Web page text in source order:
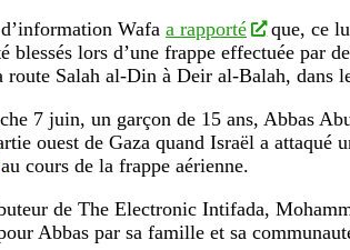
d’information Wafa a rapporté
que, ce
blessés lors d’une frappe effectuée par
route Salah al-Din à Deir al-Balah, dans
7 juin, un garçon de 15 ans, Abbas
ouest de Gaza quand Israël a attaqué
cours de la frappe aérienne.
de The Electronic Intifada,
Abbas par sa famille et sa